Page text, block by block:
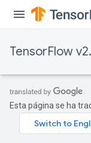
TensorFlow
Esta página se ha